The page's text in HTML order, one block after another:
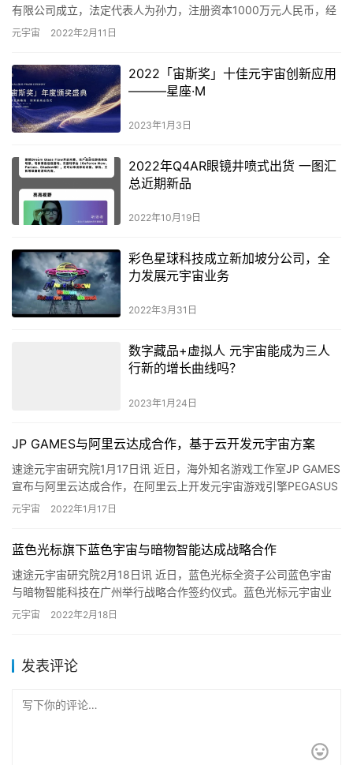
有限公司成立，法定代表人为孙力，注册资本1000万元人民币，经
营范围包含：互联网游戏服务；软件开发；物联网技术服务…
元宇宙 2022年2月11日
2022「宙斯奖」十佳元宇宙创新应用
———星座·M
2023年1月3日
2022年Q4AR眼镜井喷式出货 一图汇
总近期新品
2022年10月19日
彩色星球科技成立新加坡分公司，全
力发展元宇宙业务
2022年3月31日
数字藏品+虚拟人 元宇宙能成为三人
行新的增长曲线吗？
2023年1月24日
JP GAMES与阿里云达成合作，基于云开发元宇宙方案
速途元宇宙研究院1月17日讯 近日，海外知名游戏工作室JP GAMES
宣布与阿里云达成合作，在阿里云上开发元宇宙游戏引擎PEGASUS
WORLD KIT，让更多企业能够更快速、方…
元宇宙 2022年1月17日
蓝色光标旗下蓝色宇宙与暗物智能达成战略合作
速途元宇宙研究院2月18日讯 近日，蓝色光标全资子公司蓝色宇宙
与暗物智能科技在广州举行战略合作签约仪式。蓝色光标元宇宙业
务负责人刘方铭、暗物智能总裁庄竞华、技术副总裁兼深圳子公司
元宇宙 2022年2月18日
发表评论